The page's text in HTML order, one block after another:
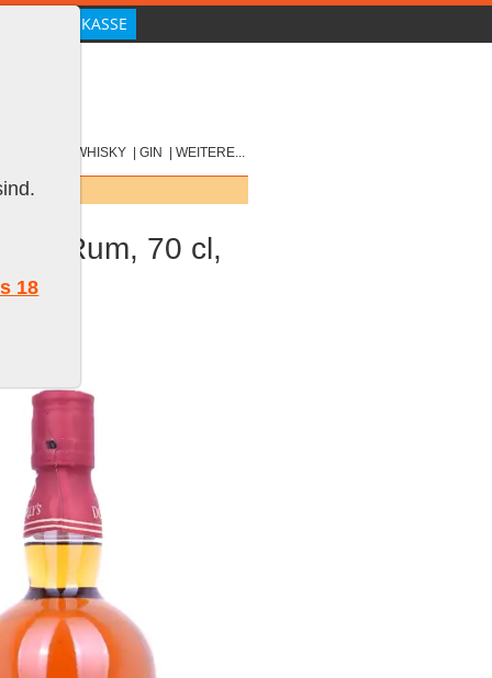
WHISKY GIN WEITERE...
Rum, 70 cl,
18